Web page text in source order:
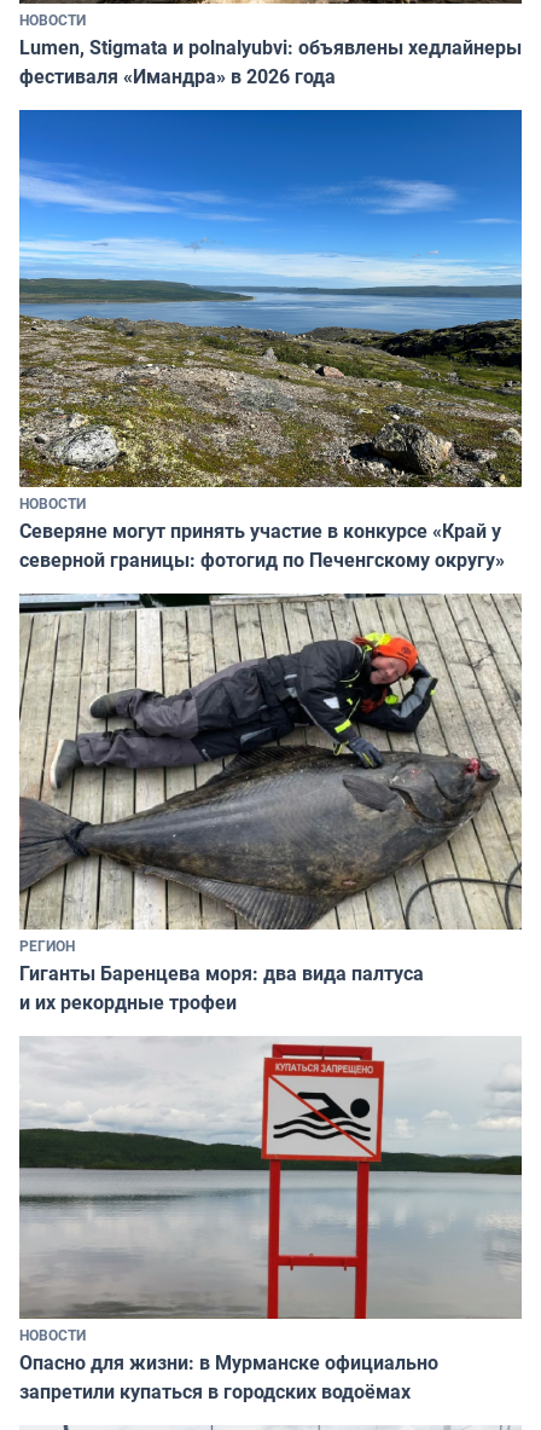
НОВОСТИ
Lumen, Stigmata и polnalyubvi: объявлены хедлайнеры
фестиваля «Имандра» в 2026 года
НОВОСТИ
Северяне могут принять участие в конкурсе «Край у
северной границы: фотогид по Печенгскому округу»
РЕГИОН
Гиганты Баренцева моря: два вида палтуса
и их рекордные трофеи
НОВОСТИ
Опасно для жизни: в Мурманске официально
запретили купаться в городских водоёмах